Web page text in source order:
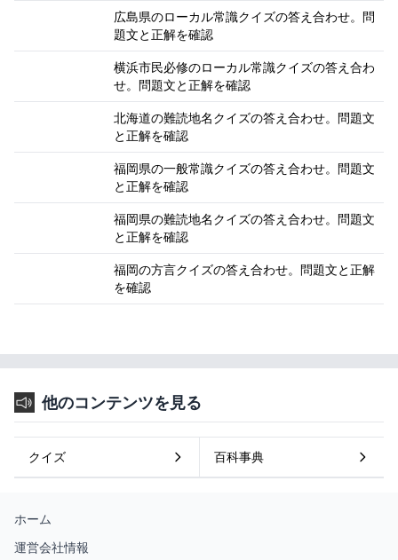
広島県のローカル常識クイズの答え合わせ。問
題文と正解を確認
横浜市民必修のローカル常識クイズの答え合わ
せ。問題文と正解を確認
北海道の難読地名クイズの答え合わせ。問題文
と正解を確認
福岡県の一般常識クイズの答え合わせ。問題文
と正解を確認
福岡県の難読地名クイズの答え合わせ。問題文
と正解を確認
福岡の方言クイズの答え合わせ。問題文と正解
を確認
他のコンテンツを見る
クイズ 百科事典
ホーム
運営会社情報